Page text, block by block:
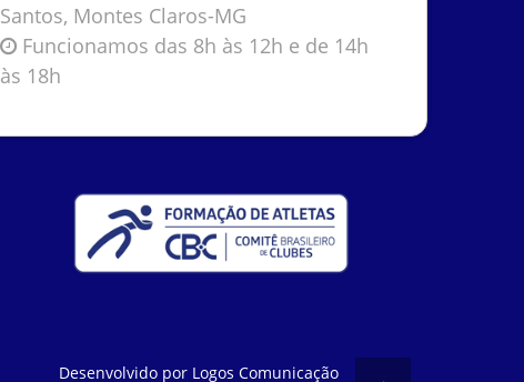
Santos, Montes Claros-MG
Funcionamos das 8h às 12h e de 14h
às 18h
Desenvolvido por Logos Comunicação